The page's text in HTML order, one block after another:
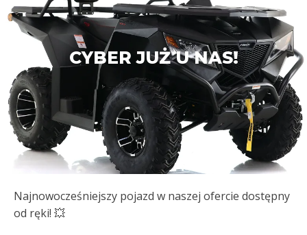
CYBER JUŻ U NAS!
Najnowocześniejszy pojazd w naszej ofercie dostępny
od ręki! 💥